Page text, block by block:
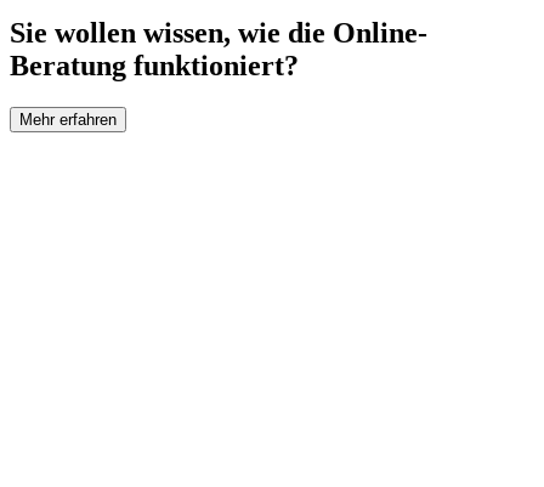
Sie wollen wissen, wie die Online-
Beratung funktioniert?
Mehr erfahren